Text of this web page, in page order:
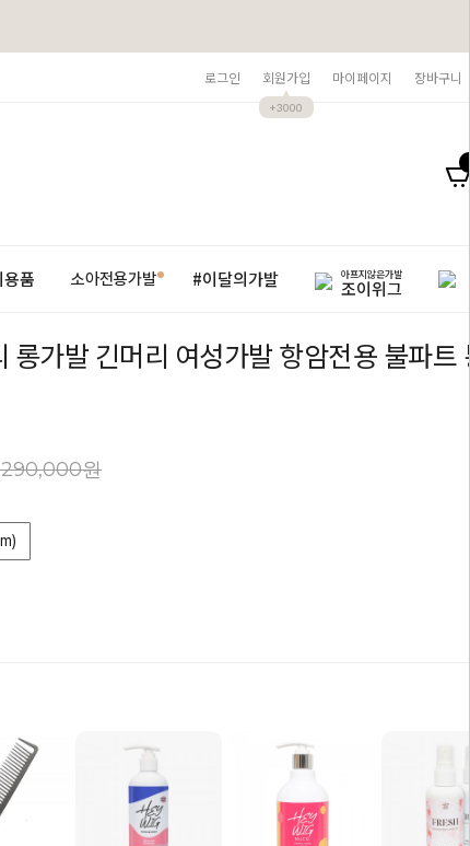
로그인 회원가입
+3000
마이페이지 장바구니
품 소아전용가발 #이달의가발 아프지않은가발
조이위그
롱가발 긴머리 여성가발 항암전용 불파트
원